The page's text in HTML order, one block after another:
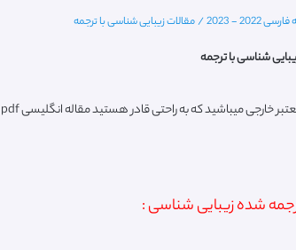
- 2023
/مقالات زیبایی شناسی با ترجمه
شناسی با ترجمه
شده زیبایی شناسی :